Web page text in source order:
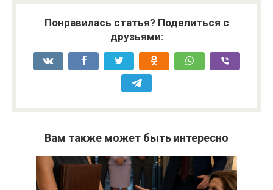
Понравилась статья? Поделиться с
друзьями:
Вам также может быть интересно